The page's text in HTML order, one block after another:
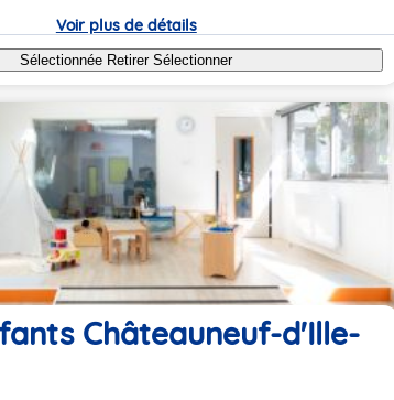
Voir plus de détails
Sélectionnée RetirerSélectionner
Châteauneuf-d'Ille-